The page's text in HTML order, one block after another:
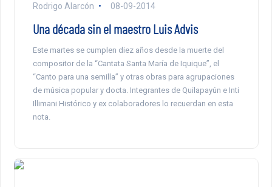
Rodrigo Alarcón 08-09-2014
Una década sin el maestro Luis Advis
Este martes se cumplen diez años desde la muerte del
compositor de la “Cantata Santa María de Iquique”, el
“Canto para una semilla” y otras obras para agrupaciones
de música popular y docta. Integrantes de Quilapayún e Inti
Illimani Histórico y ex colaboradores lo recuerdan en esta
nota.